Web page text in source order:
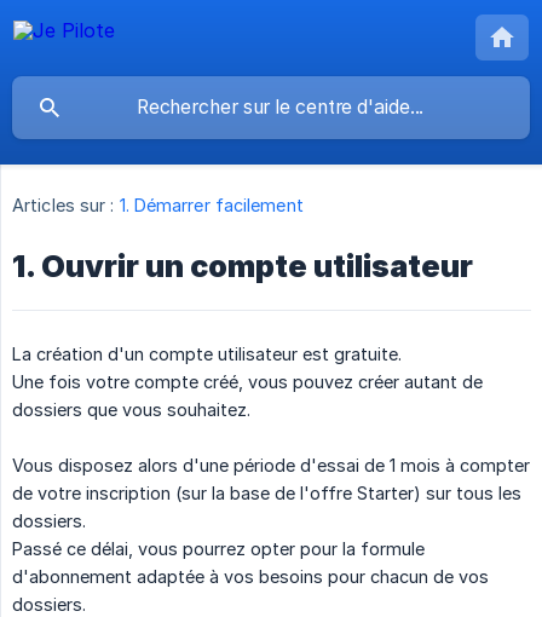
Articles sur : 1. Démarrer facilement
1. Ouvrir un compte utilisateur
La création d'un compte utilisateur est gratuite.
Une fois votre compte créé, vous pouvez créer autant de
dossiers que vous souhaitez.
Vous disposez alors d'une période d'essai de 1 mois à compter
de votre inscription (sur la base de l'offre Starter) sur tous les
dossiers.
Passé ce délai, vous pourrez opter pour la formule
d'abonnement adaptée à vos besoins pour chacun de vos
dossiers.